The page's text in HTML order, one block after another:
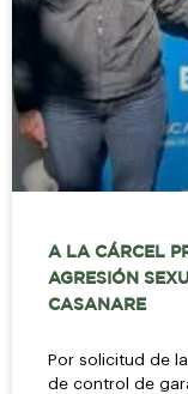
A LA CÁRCEL
AGRESIÓN
CASANARE
Por solicitud de
de control de